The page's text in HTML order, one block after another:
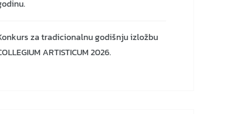
za tradicionalnu godišnju izložbu
ARTISTICUM 2026.